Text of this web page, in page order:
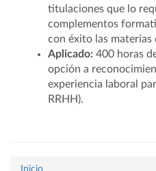
titulaciones que lo
complementos
con éxito las materias
Aplicado: 400 horas
opción a
experiencia laboral
RRHH).
Inicio